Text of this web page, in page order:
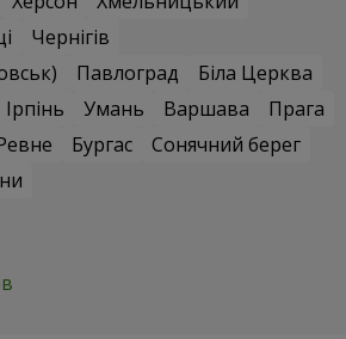
Чернігів
Павлоград
Біла Церква
Ірпінь Умань Варшава
Прага
Бургас
Сонячний берег